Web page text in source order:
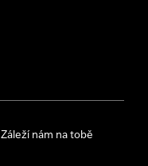
Záleží nám na tobě